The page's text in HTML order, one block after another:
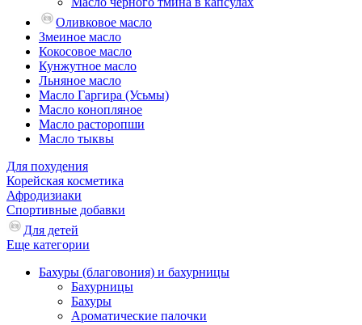
Оливковое масло
Змеиное масло
Кокосовое масло
Кунжутное масло
Льняное масло
Масло Гаргира (Усьмы)
Масло конопляное
Масло расторопши
Масло тыквы
Для похудения
Корейская косметика
Афродизиаки
Спортивные добавки
Для детей
Еще категории
Бахуры (благовония) и бахурницы
Бахурницы
Бахуры
Ароматические палочки